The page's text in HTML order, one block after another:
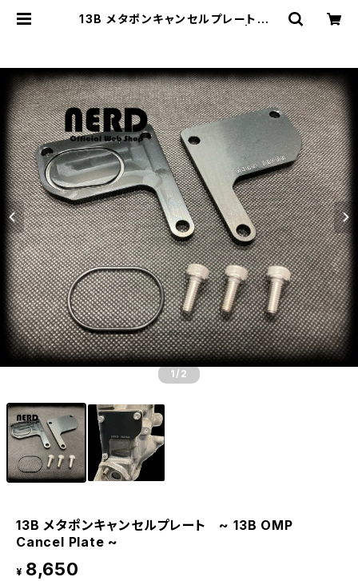
13B メタポンキャンセルプレート ~
1 /2
13B メタポンキャンセルプレート ~ 13B OMP
Cancel Plate ~
¥ 8,650